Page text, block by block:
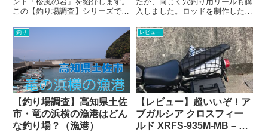
この【釣り場調査】シリーズで
腕を上げるために釣り場をしっか
りと把握しようという思惑から始
まっています。そして、その情報
をまとめつつ高知で釣りをする方
に...
入しました。ロッドを制作した記
ッドを改造して穴釣りロッド制
作！ - ドリリウム
釣り
【釣り場調査】高知県土佐
市・竜の浜横の漁港はどん
な釣り場？（漁港）
レビュー
【レビュー】超いいぞ！ア
ブガルシア クロスフィー
ルド XRFS-935M-MB – パ